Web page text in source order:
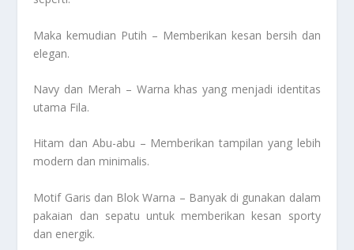
Maka kemudian Putih – Memberikan kesan bersih dan
elegan.
Navy dan Merah – Warna khas yang menjadi identitas
utama Fila.
Hitam dan Abu-abu – Memberikan tampilan yang lebih
modern dan minimalis.
Motif Garis dan Blok Warna – Banyak di gunakan dalam
pakaian dan sepatu untuk memberikan kesan sporty
dan energik.